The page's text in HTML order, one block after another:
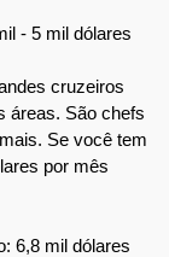
- 5 mil dólares
cruzeiros
áreas. São chefs
Se você tem
por mês
6,8 mil dólares